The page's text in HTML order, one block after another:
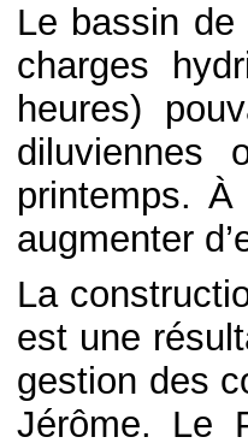
Le bassin
charges
heures)
printemps.
augmenter
La
est une
gestion des
Jérôme. Le